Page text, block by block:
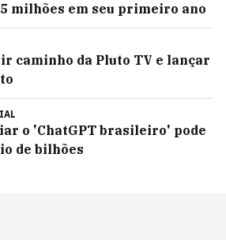
milhões em seu primeiro ano
caminho da Pluto TV e lançar
o 'ChatGPT brasileiro' pode
de bilhões